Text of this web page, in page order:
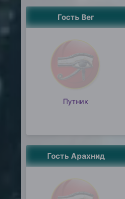
Гость Вег
Путник
Гость Арахнид